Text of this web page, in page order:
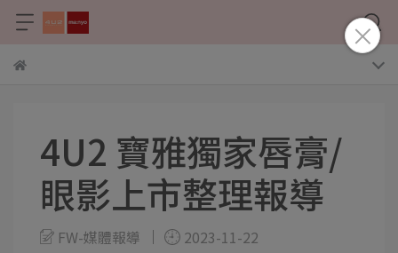
4U2 寶雅獨家唇膏/
眼影上市整理報導
FW-媒體報導 2023-11-22